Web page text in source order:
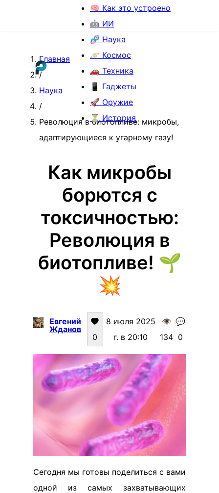
🧠 Как это устроено
🤖 ИИ
🧬 Наука
🪐 Космос
🚗 Техника
📱 Гаджеты
🚀 Оружие
⏳ История
Главная
/
Наука
/
Революция в биотопливе: микробы,
адаптирующиеся к угарному газу!
Как микробы
борются с
токсичностью:
Революция в
биотопливе! 🌱
💥
Евгений
Жданов
0
8 июля 2025
г. в 20:10
👁️
134
💬
0
Сегодня мы готовы поделиться с вами
одной из самых захватывающих